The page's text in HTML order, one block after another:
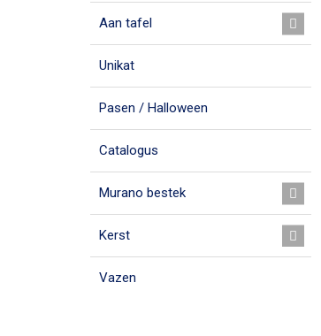
Aan tafel
Unikat
Pasen / Halloween
Catalogus
Murano bestek
Kerst
Vazen